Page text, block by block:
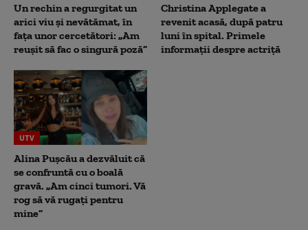
Un rechin a regurgitat un
arici viu și nevătămat, în
fața unor cercetători: „Am
reușit să fac o singură poză”
Christina Applegate a
revenit acasă, după patru
luni în spital. Primele
informații despre actriță
UTV
Alina Pușcău a dezvăluit că
se confruntă cu o boală
gravă. „Am cinci tumori. Vă
rog să vă rugați pentru
mine”